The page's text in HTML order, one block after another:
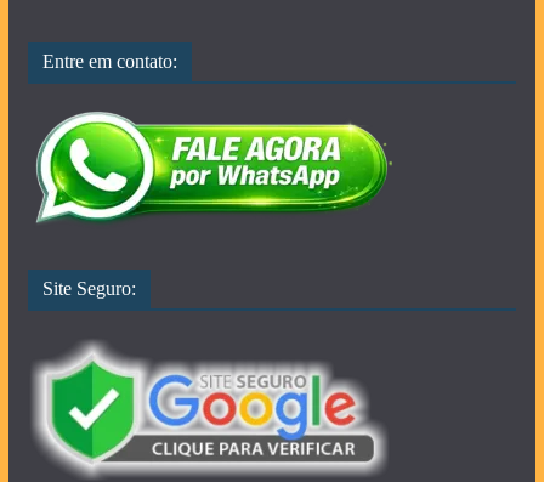
Entre em contato:
Site Seguro: